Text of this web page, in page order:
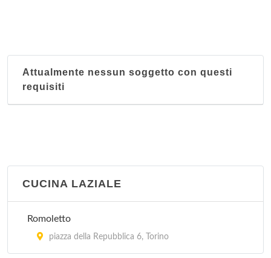
Attualmente nessun soggetto con questi
requisiti
CUCINA LAZIALE
Romoletto
piazza della Repubblica 6, Torino